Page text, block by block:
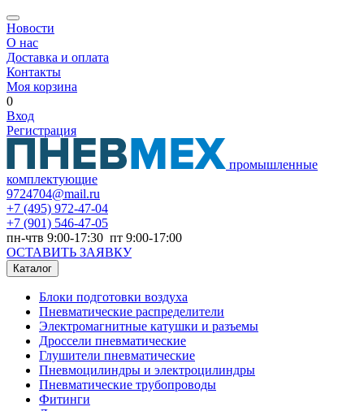
Новости
О нас
Доставка и оплата
Контакты
Моя корзина
0
Вход
Регистрация
промышленные
комплектующие
9724704@mail.ru
+7 (495) 972-47-04
+7 (901) 546-47-05
пн-чтв 9:00-17:30 пт 9:00-17:00
ОСТАВИТЬ ЗАЯВКУ
Каталог
Блоки подготовки воздуха
Пневматические распределители
Электромагнитные катушки и разъемы
Дроссели пневматические
Глушители пневматические
Пневмоцилиндры и электроцилиндры
Пневматические трубопроводы
Фитинги